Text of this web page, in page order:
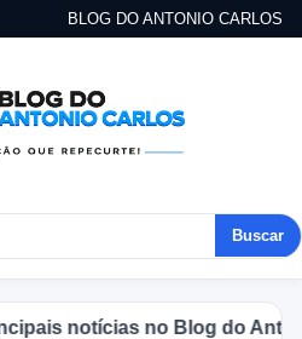
BLOG DO ANTONIO CARLOS
Buscar
notícias no Blog do Antonio